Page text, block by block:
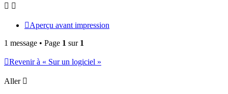
Aperçu avant impression
1 message • Page 1 sur 1
Revenir à « Sur un logiciel »
Aller